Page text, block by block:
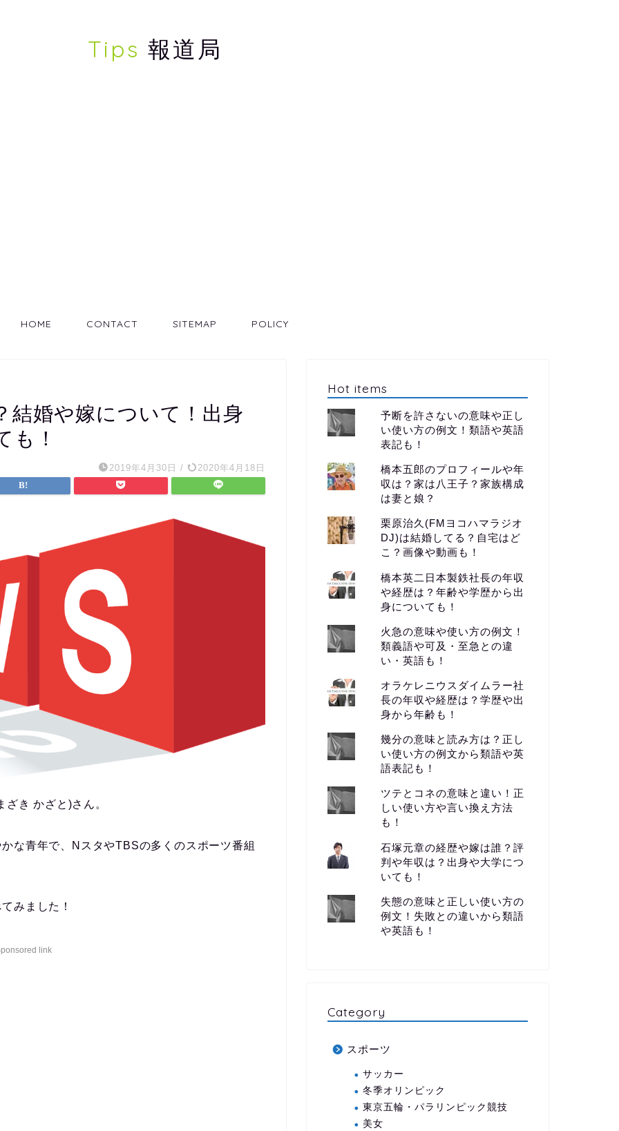
Tips 報道局
HOME CONTACT SITEMAP POLICY
結婚や嫁について！出身
も！
2019年4月30日 / 2020年4月18日
ざき かざと)さん。
な青年で、NスタやTBSの多くのスポーツ番組
みました！
link
Hot items
予断を許さないの意味や正し
い使い方の例文！類語や英語
表記も！
橋本五郎のプロフィールや年
収は？家は八王子？家族構成
は妻と娘？
栗原治久(FMヨコハマラジオ
DJ)は結婚してる？自宅はど
こ？画像や動画も！
橋本英二日本製鉄社長の年収
や経歴は？年齢や学歴から出
身についても！
火急の意味や使い方の例文！
類義語や可及・至急との違
い・英語も！
オラケレニウスダイムラー社
長の年収や経歴は？学歴や出
身から年齢も！
幾分の意味と読み方は？正し
い使い方の例文から類語や英
語表記も！
ツテとコネの意味と違い！正
しい使い方や言い換え方法
も！
石塚元章の経歴や嫁は誰？評
判や年収は？出身や大学につ
いても！
失態の意味と正しい使い方の
例文！失敗との違いから類語
や英語も！
Category
スポーツ
サッカー
冬季オリンピック
東京五輪・パラリンピック競技
美女